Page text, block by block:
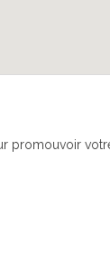
promouvoir